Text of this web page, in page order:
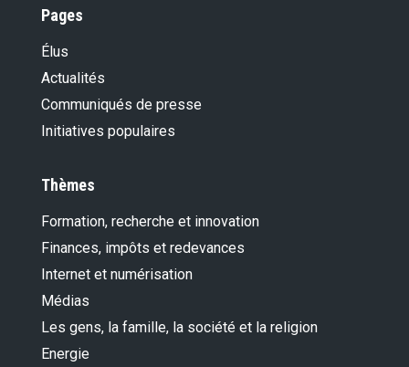
Pages
Élus
Actualités
Communiqués de presse
Initiatives populaires
Thèmes
Formation, recherche et innovation
Finances, impôts et redevances
Internet et numérisation
Médias
Les gens, la famille, la société et la religion
Energie